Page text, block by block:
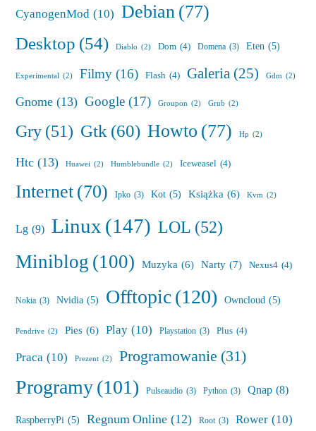
CyanogenMod (10) Debian(77)
Desktop (54) Diablo (2) Dom (4) Domena (3) Eten (5)
Experimental (2) Filmy (16) Flash (4) Galeria (25) Gdm (2)
Gnome (13) Google (17) Groupon (2) Grub (2)
Gry(51) Gtk(60) Howto (77) Hp (2)
Htc (13) Huawei (2) Humblebundle (2) Iceweasel (4)
Internet(70) Ipko (3) Kot (5) Książka (6) Kvm (2)
Lg (9) Linux(147) LOL (52)
Miniblog (100) Muzyka (6) Narty (7) Nexus4 (4)
Nokia (3) Nvidia (5) Offtopic(120) Owncloud (5)
Pendrive (2) Pies (6) Play (10) Playstation (3) Plus (4)
Praca (10) Prezent (2) Programowanie (31)
Programy(101) Pulseaudio (3) Python (3) Qnap (8)
RaspberryPi (5) Regnum Online (12) Root (3) Rower (10)